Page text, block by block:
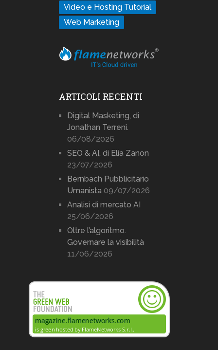
Video e Hosting Tutorial
Web Marketing
ARTICOLI RECENTI
Digital Masketing, di
Jonathan Terreni.
06/08/2026
SEO & AI, di Elia Zanon
23/07/2026
Bernbach Pubblicitario
Umanista 09/07/2026
Analisi di mercato AI
25/06/2026
Oltre l’algoritmo.
Governare la visibilità
11/06/2026